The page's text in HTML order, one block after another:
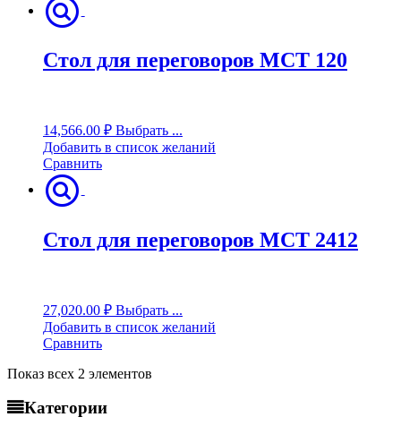
Стол для переговоров MCT 120
14,566.00 ₽ Выбрать ...
Добавить в список желаний
Сравнить
Стол для переговоров MCT 2412
27,020.00 ₽ Выбрать ...
Добавить в список желаний
Сравнить
Показ всех 2 элементов
Категории